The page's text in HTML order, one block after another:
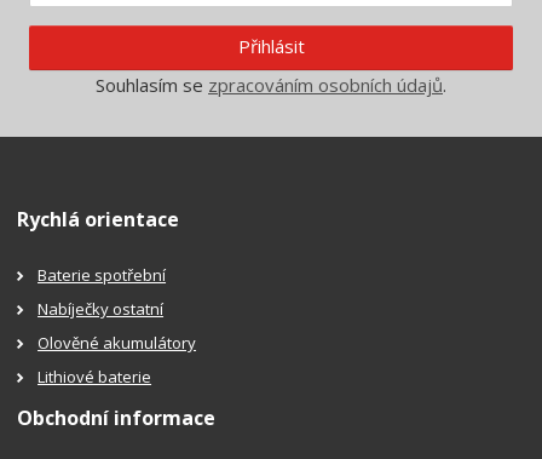
Přihlásit
Souhlasím se zpracováním osobních údajů.
Rychlá orientace
Baterie spotřební
Nabíječky ostatní
Olověné akumulátory
Lithiové baterie
Obchodní informace